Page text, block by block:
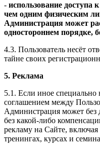
- использование
чем одним физическим
Администрация может
одностороннем порядке,
4.3. Пользователь несёт
тайне своих
5. Реклама
5.1. Если иное специально
соглашением между
Администрация может без
без какой-либо
рекламу на Сайте,
тренингах, курсах и